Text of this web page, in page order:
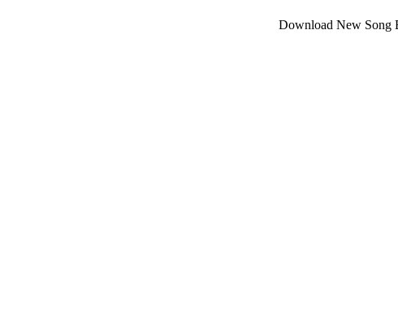
Download New Song